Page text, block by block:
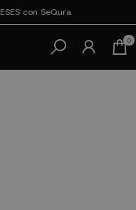
con SeQura
0